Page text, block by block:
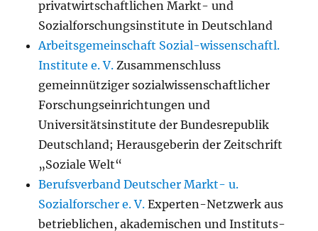
privatwirtschaftlichen Markt- und
Sozialforschungsinstitute in Deutschland
Arbeitsgemeinschaft Sozial-wissenschaftl.
Institute e. V. Zusammenschluss
gemeinnütziger sozialwissenschaftlicher
Forschungseinrichtungen und
Universitätsinstitute der Bundesrepublik
Deutschland; Herausgeberin der Zeitschrift
„Soziale Welt“
Berufsverband Deutscher Markt- u.
Sozialforscher e. V. Experten-Netzwerk aus
betrieblichen, akademischen und Instituts-